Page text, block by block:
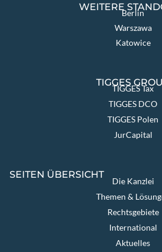
WEITERE
Berlin
Warszawa
Katowice
TIGGES
TIGGES Tax
TIGGES DCO
TIGGES Polen
JurCapital
SEITEN ÜBERSICHT
Die Kanzlei
Themen &
Rechtsgebiete
International
Aktuelles